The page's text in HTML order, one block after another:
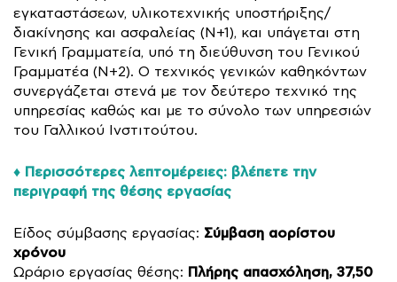
εγκαταστάσεων, υλικοτεχνικής υποστήριξης/
διακίνησης και ασφαλείας (N+1), και υπάγεται στη
Γενική Γραμματεία, υπό τη διεύθυνση του Γενικού
Γραμματέα (N+2). Ο τεχνικός γενικών καθηκόντων
συνεργάζεται στενά με τον δεύτερο τεχνικό της
υπηρεσίας καθώς και με το σύνολο των υπηρεσιών
του Γαλλικού Ινστιτούτου.
♦️ Περισσότερες λεπτομέρειες: βλέπετε την
περιγραφή της θέσης εργασίας
Είδος σύμβασης εργασίας: Σύμβαση αορίστου
χρόνου
Ωράριο εργασίας θέσης: Πλήρης απασχόληση, 37,50